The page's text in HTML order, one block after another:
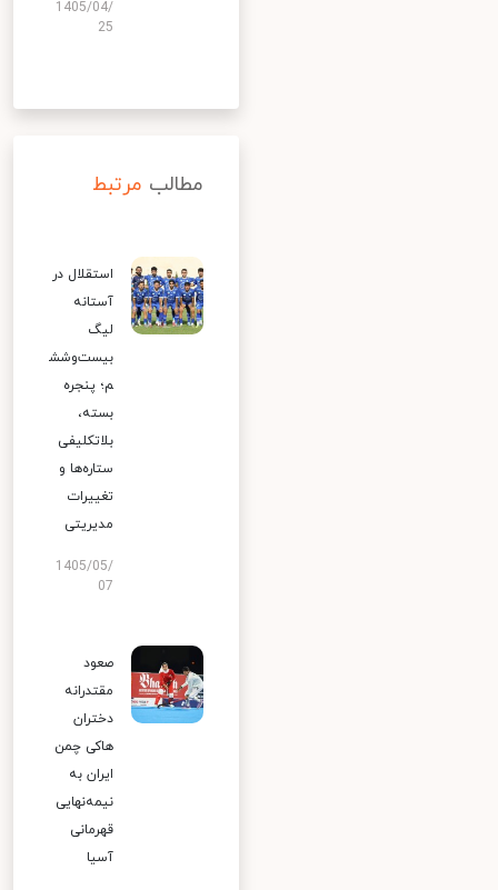
1405/04/
25
مطالب مرتبط
استقلال در
آستانه
لیگ
بیست‌وشش
م؛ پنجره
بسته،
بلاتکلیفی
ستاره‌ها و
تغییرات
مدیریتی
1405/05/
07
صعود
مقتدرانه
دختران
هاکی چمن
ایران به
نیمه‌نهایی
قهرمانی
آسیا